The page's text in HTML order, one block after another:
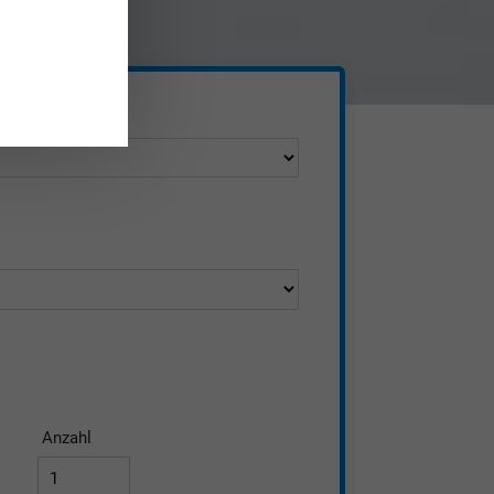
Anzahl